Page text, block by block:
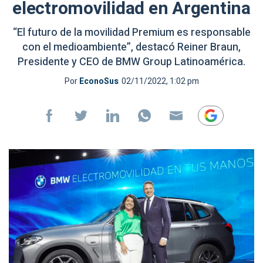
electromovilidad en Argentina
“El futuro de la movilidad Premium es responsable
con el medioambiente”, destacó Reiner Braun,
Presidente y CEO de BMW Group Latinoamérica.
PorEconoSus 02/11/2022, 1:02 pm